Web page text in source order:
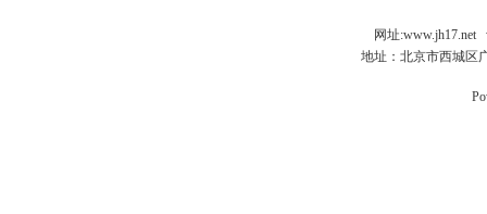
网址:www.jh17.net
地址：北京市西城区